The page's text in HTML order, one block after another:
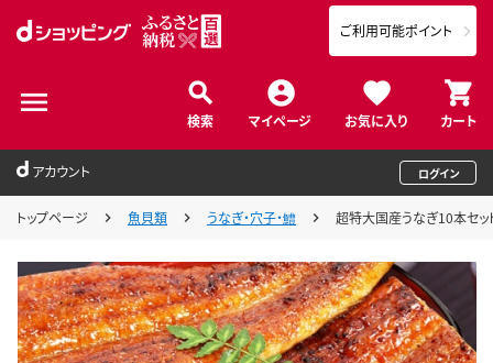
検索 マイページ お気に入り カート
ご利用可能ポイント
アカウント ログイン
トップページ 魚貝類 うなぎ・穴子・鱧 超特大国産うなぎ10本セッ